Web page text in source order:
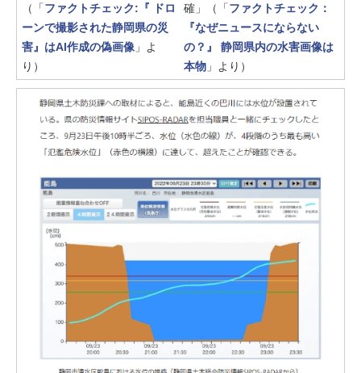
（「ファクトチェック:『 ドロ
ーンで撮影された静岡県の災
害』はAI作成の偽画像 」よ
り）
確」（「ファクトチェック：
『なぜニュースにならない
の？』 静岡県内の水害画像は
本物」より）